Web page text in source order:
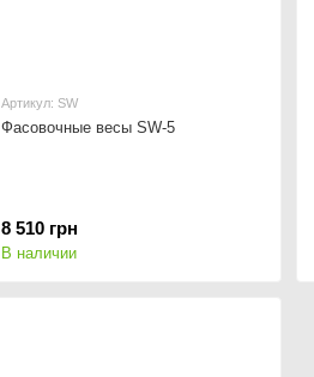
Артикул: SW
Фасовочные весы SW-5
8 510 грн
В наличии